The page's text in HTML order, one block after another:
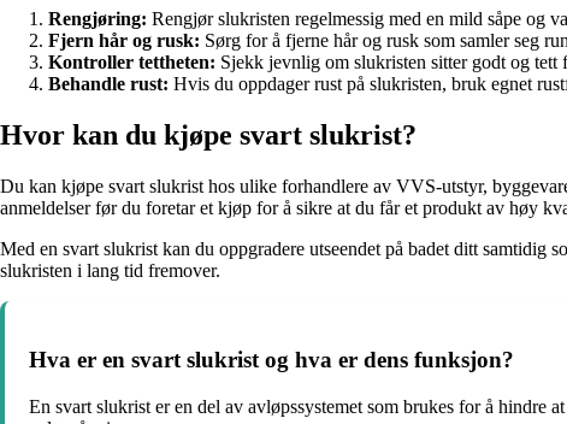
Rengjøring: Rengjør slukristen regelmessig med en mild såpe og
Fjern hår og rusk: Sørg for å fjerne hår og rusk som samler seg
Kontroller tettheten: Sjekk jevnlig om slukristen sitter godt og tett
Behandle rust: Hvis du oppdager rust på slukristen, bruk egnet
Hvor kan du kjøpe svart slukrist?
Du kan kjøpe svart slukrist hos ulike forhandlere av VVS-utstyr,
anmeldelser før du foretar et kjøp for å sikre at du får et produkt av høy
Med en svart slukrist kan du oppgradere utseendet på badet ditt
slukristen i lang tid fremover.
Hva er en svart slukrist og hva er dens funksjon?
En svart slukrist er en del av avløpssystemet som brukes for å hindre